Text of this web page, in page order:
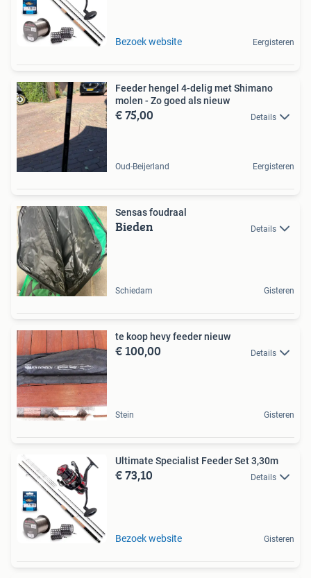
Bezoek website Eergisteren
Feeder hengel 4-delig met Shimano
molen - Zo goed als nieuw
€ 75,00 Details
Oud-Beijerland Eergisteren
Sensas foudraal
Bieden Details
Schiedam Gisteren
te koop hevy feeder nieuw
€ 100,00 Details
Stein Gisteren
Ultimate Specialist Feeder Set 3,30m
€ 73,10 Details
Bezoek website Gisteren